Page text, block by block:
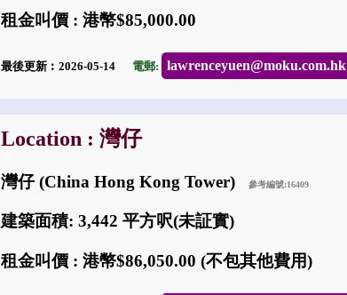
租金叫價 : 港幣$85,000.00
最後更新︰2026-05-14 電郵: lawrenceyuen@moku.com.hk
Location : 灣仔
灣仔 (China Hong Kong Tower) 參考編號:16409
建築面積: 3,442 平方呎(未証實)
租金叫價 : 港幣$86,050.00 (不包其他費用)